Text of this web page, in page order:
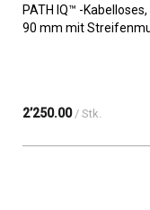
PATH IQ™ -
90 mm mit
2’250.00 / Stk.